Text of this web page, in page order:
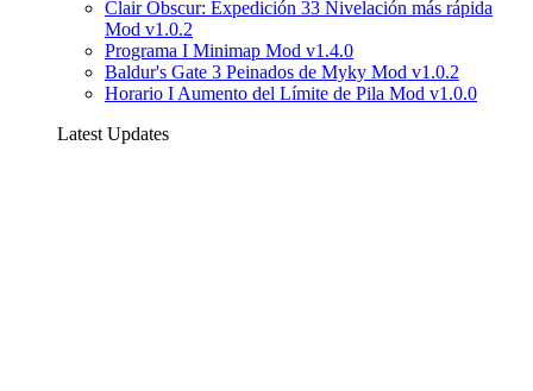
Clair Obscur: Expedición 33 Nivelación más rápida
Mod v1.0.2
Programa I Minimap Mod v1.4.0
Baldur's Gate 3 Peinados de Myky Mod v1.0.2
Horario I Aumento del Límite de Pila Mod v1.0.0
Latest Updates